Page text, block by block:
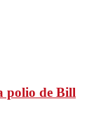
polio de Bill